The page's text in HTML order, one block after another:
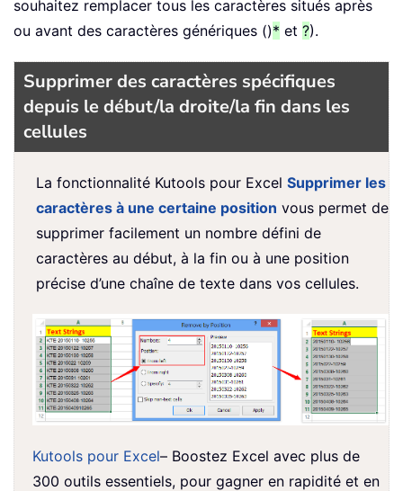
souhaitez remplacer tous les caractères situés après
ou avant des caractères génériques ()* et ?).
Supprimer des caractères spécifiques
depuis le début/la droite/la fin dans les
cellules
La fonctionnalité Kutools pour Excel Supprimer les
caractères à une certaine position vous permet de
supprimer facilement un nombre défini de
caractères au début, à la fin ou à une position
précise d’une chaîne de texte dans vos cellules.
Kutools pour Excel– Boostez Excel avec plus de
300 outils essentiels, pour gagner en rapidité et en